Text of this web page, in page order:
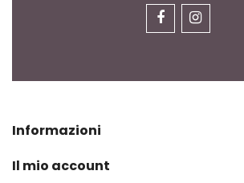
Informazioni
Il mio account